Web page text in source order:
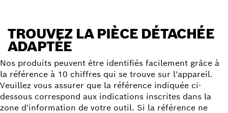
TROUVEZ LA PIÈCE DÉTACHÉE
ADAPTÉE
Nos produits peuvent être identifiés facilement grâce à
la référence à 10 chiffres qui se trouve sur l'appareil.
Veuillez vous assurer que la référence indiquée ci-
dessous correspond aux indications inscrites dans la
zone d'information de votre outil. Si la référence ne